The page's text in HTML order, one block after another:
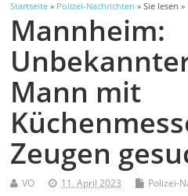
Startseite » Polizei-Nachrichten » Sie lesen »
Mannheim:
Mann mit
Zeugen
VO 11. April 2023 Polizei-